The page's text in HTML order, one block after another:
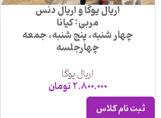
اریال یوگا و اریال دنس
مربی: کیانا
چهار شنبه، پنج شنبه، جمعه
چهارجلسه
اریال یوگا
2.800.000تومان
ثبت نام کلاس